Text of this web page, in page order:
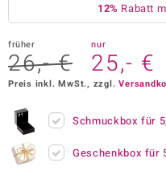
12% Rabatt
früher
26,- €
nur
25,- €
Preis inkl. MwSt., zzgl.
Schmuckbox für
Geschenkbox für